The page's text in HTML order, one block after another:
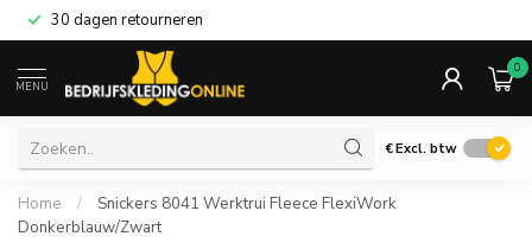
30 dagen retourneren
MENU
0
€Excl. btw
Home /
Snickers 8041 Werktrui Fleece FlexiWork
Donkerblauw/Zwart